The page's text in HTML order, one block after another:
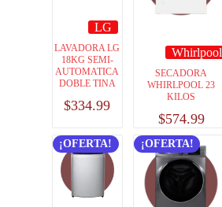
LG
LAVADORA LG
18KG SEMI-
AUTOMATICA
DOBLE TINA
$334.99
Whirlpool
SECADORA
WHIRLPOOL 23
KILOS
$574.99
¡OFERTA! ¡OFERTA!